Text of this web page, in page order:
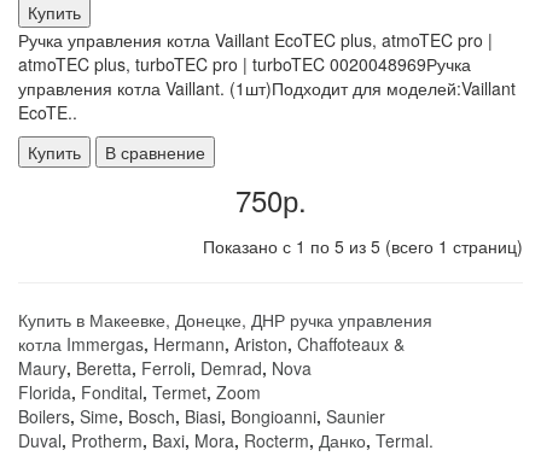
Купить
Ручка управления котла Vaillant EcoTEC plus, atmoTEC pro |
atmoTEC plus, turboTEC pro | turboTEC 0020048969Ручка
управления котла Vaillant. (1шт)Подходит для моделей:Vaillant
EcoTE..
Купить
В сравнение
750р.
Показано с 1 по 5 из 5 (всего 1 страниц)
Купить в Макеевке, Донецке, ДНР ручка управления
котла Immergas, Hermann, Ariston, Chaffoteaux &
Maury, Beretta, Ferroli, Demrad, Nova
Florida, Fondital, Termet, Zoom
Boilers, Sime, Bosch, Biasi, Bongioanni, Saunier
Duval, Protherm, Baxi, Mora, Rocterm, Данко, Termal.